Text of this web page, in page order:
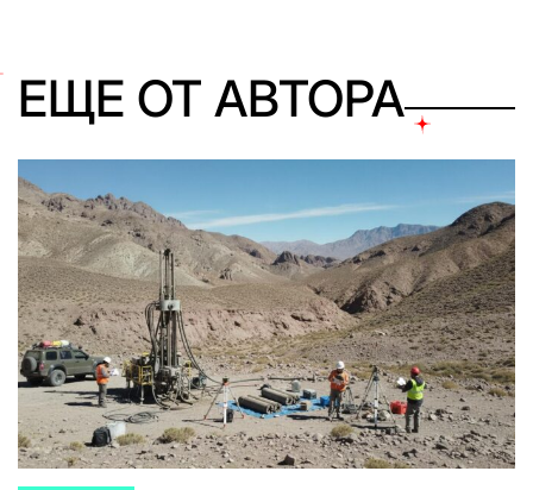
ЕЩЕ ОТ АВТОРА